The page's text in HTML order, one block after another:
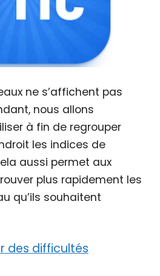
ne s’affichent pas
nous allons
à fin de regrouper
les indices de
aussi permet aux
plus rapidement les
qu’ils souhaitent
des difficultés